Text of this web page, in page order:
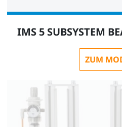
IMS 5 SUBSYSTEM
ZUM